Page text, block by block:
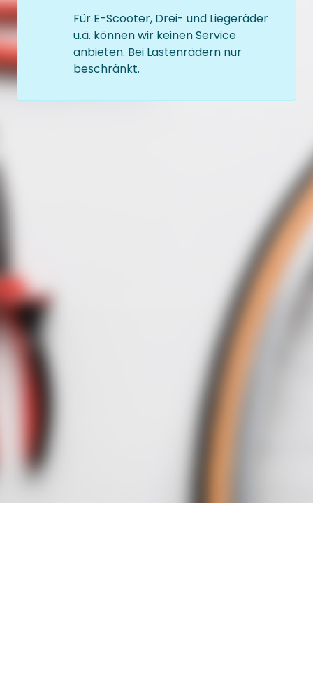
Für E-Scooter, Drei- und Liegeräder
u.ä. können wir keinen Service
anbieten. Bei Lastenrädern nur
beschränkt.